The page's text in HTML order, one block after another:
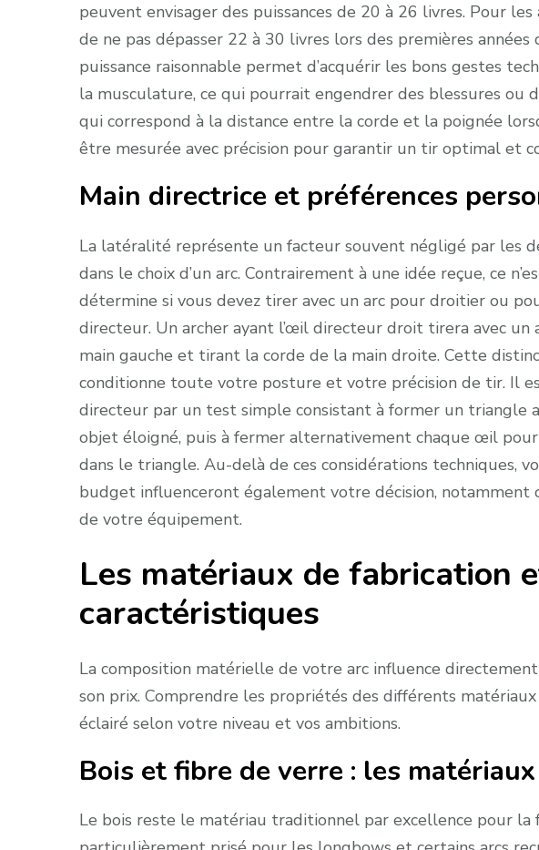
peuvent envisager des puissances de 20 à 26 livres. Pour
de ne pas dépasser 22 à 30 livres lors des premières années
puissance raisonnable permet d’acquérir les bons gestes
la musculature, ce qui pourrait engendrer des blessures ou
qui correspond à la distance entre la corde et la poignée
être mesurée avec précision pour garantir un tir optimal et
Main directrice et préférences
La latéralité représente un facteur souvent négligé par les
dans le choix d’un arc. Contrairement à une idée reçue, ce
détermine si vous devez tirer avec un arc pour droitier ou
directeur. Un archer ayant l’œil directeur droit tirera avec un
main gauche et tirant la corde de la main droite. Cette
conditionne toute votre posture et votre précision de tir. Il
directeur par un test simple consistant à former un triangle
objet éloigné, puis à fermer alternativement chaque œil
dans le triangle. Au-delà de ces considérations techniques,
budget influenceront également votre décision, notamment
de votre équipement.
Les matériaux de fabrication
caractéristiques
La composition matérielle de votre arc influence
son prix. Comprendre les propriétés des différents
éclairé selon votre niveau et vos ambitions.
Bois et fibre de verre : les
Le bois reste le matériau traditionnel par excellence pour la